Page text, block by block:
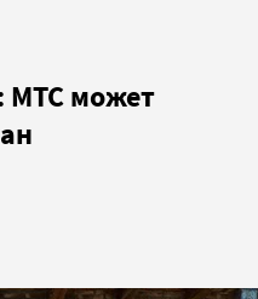
МТС может